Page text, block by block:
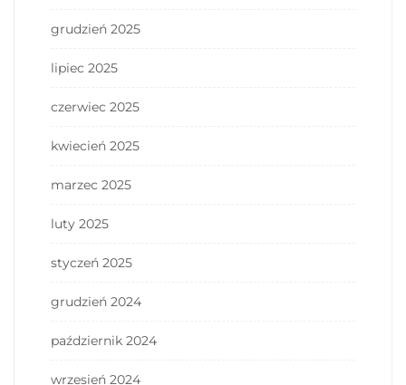
grudzień 2025
lipiec 2025
czerwiec 2025
kwiecień 2025
marzec 2025
luty 2025
styczeń 2025
grudzień 2024
październik 2024
wrzesień 2024